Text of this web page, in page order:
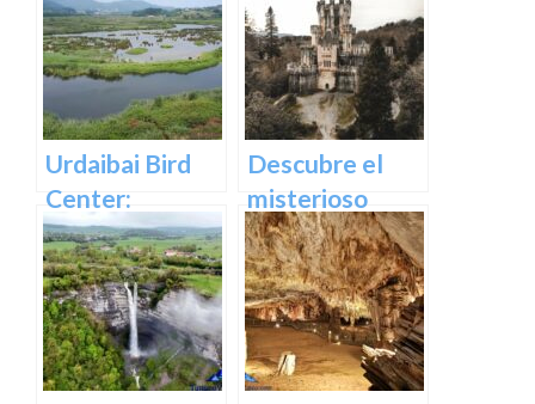
Historia, Ruta y
Experiencia
Inolvidable en
Euskadi
en las Cuevas
de Oñati
Urdaibai Bird
Center:
Descubre la
vida de las aves
en plena
naturaleza
vasca en
Descubre el
misterioso
encanto del
Castillo de
Butrón